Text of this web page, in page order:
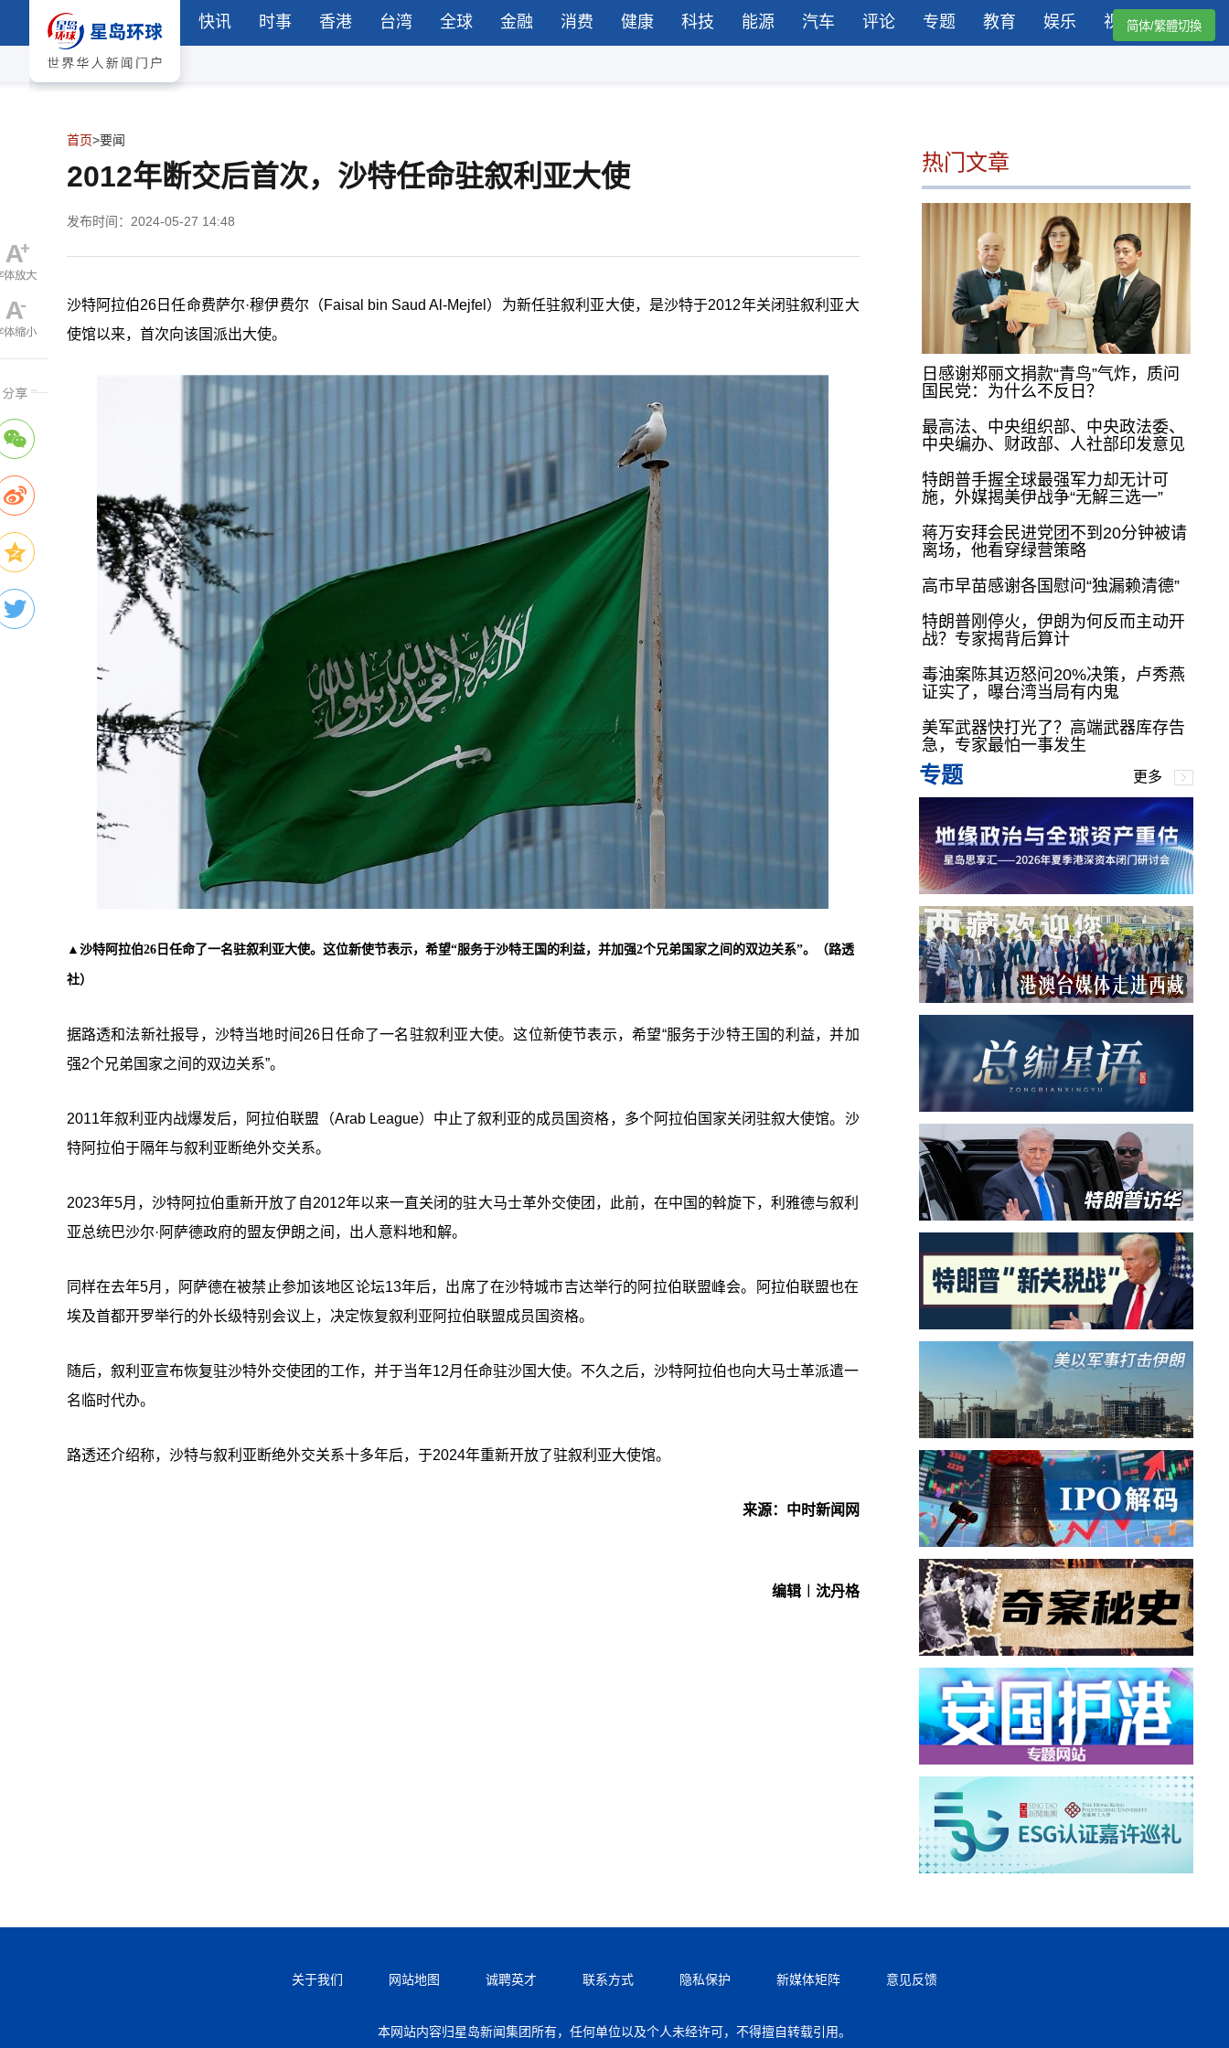
快讯 时事 香港 台湾 全球 金融 消费 健康 科技 能源 汽车 评论 专题 教育 娱乐 视频简体/繁體切換
首页>要闻
2012年断交后首次，沙特任命驻叙利亚大使
发布时间：2024-05-27 14:48
沙特阿拉伯26日任命费萨尔·穆伊费尔（Faisal bin Saud Al-Mejfel）为新任驻叙利亚大使，是沙特于2012年关闭驻叙利亚大
使馆以来，首次向该国派出大使。
▲沙特阿拉伯26日任命了一名驻叙利亚大使。这位新使节表示，希望“服务于沙特王国的利益，并加强2个兄弟国家之间的双边关系”。（路透
社）
据路透和法新社报导，沙特当地时间26日任命了一名驻叙利亚大使。这位新使节表示，希望“服务于沙特王国的利益，并加
强2个兄弟国家之间的双边关系”。
2011年叙利亚内战爆发后，阿拉伯联盟（Arab League）中止了叙利亚的成员国资格，多个阿拉伯国家关闭驻叙大使馆。沙
特阿拉伯于隔年与叙利亚断绝外交关系。
2023年5月，沙特阿拉伯重新开放了自2012年以来一直关闭的驻大马士革外交使团，此前，在中国的斡旋下，利雅德与叙利
亚总统巴沙尔·阿萨德政府的盟友伊朗之间，出人意料地和解。
同样在去年5月，阿萨德在被禁止参加该地区论坛13年后，出席了在沙特城市吉达举行的阿拉伯联盟峰会。阿拉伯联盟也在
埃及首都开罗举行的外长级特别会议上，决定恢复叙利亚阿拉伯联盟成员国资格。
随后，叙利亚宣布恢复驻沙特外交使团的工作，并于当年12月任命驻沙国大使。不久之后，沙特阿拉伯也向大马士革派遣一
名临时代办。
路透还介绍称，沙特与叙利亚断绝外交关系十多年后，于2024年重新开放了驻叙利亚大使馆。
来源：中时新闻网
编辑︱沈丹格
热门文章
日感谢郑丽文捐款“青鸟”气炸，质问
国民党：为什么不反日？
最高法、中央组织部、中央政法委、
中央编办、财政部、人社部印发意见
特朗普手握全球最强军力却无计可
施，外媒揭美伊战争“无解三选一”
蒋万安拜会民进党团不到20分钟被请
离场，他看穿绿营策略
高市早苗感谢各国慰问“独漏赖清德”
特朗普刚停火，伊朗为何反而主动开
战？专家揭背后算计
毒油案陈其迈怒问20%决策，卢秀燕
证实了，曝台湾当局有内鬼
美军武器快打光了？高端武器库存告
急，专家最怕一事发生
专题 更多
关于我们 网站地图 诚聘英才 联系方式 隐私保护 新媒体矩阵 意见反馈
本网站内容归星岛新闻集团所有，任何单位以及个人未经许可，不得擅自转载引用。